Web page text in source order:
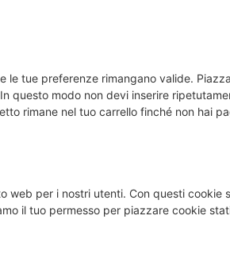
le tue preferenze rimangano valide.
questo modo non devi inserire
rimane nel tuo carrello finché non hai
web per i nostri utenti. Con questi cookie
il tuo permesso per piazzare cookie